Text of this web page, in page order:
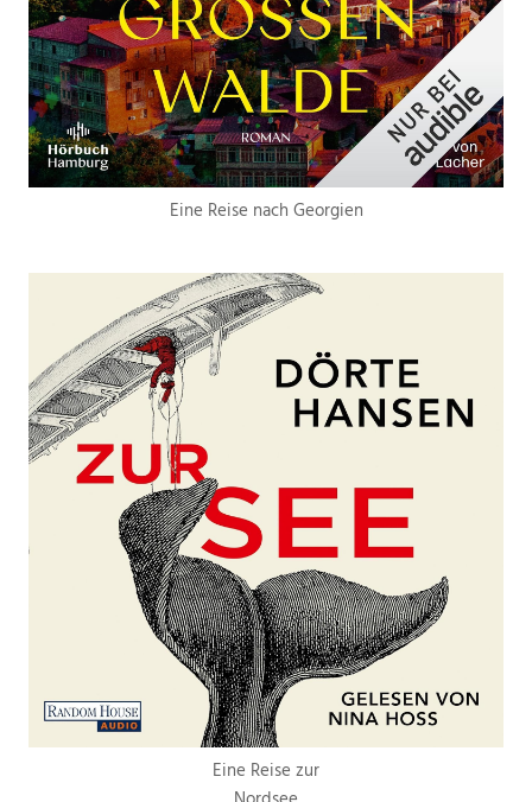
Eine Reise nach Georgien
Eine Reise zur